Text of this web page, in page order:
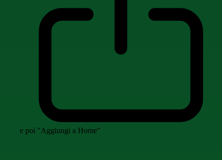
e poi "Aggiungi a Home"